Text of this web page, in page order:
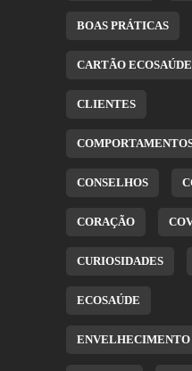
BOAS PRÁTICAS
CARTÃO
CLIENTES
CONSELHOS
CORAÇÃO
CURIOSIDADES
ECOSAÚDE
ENVELHECIMENTO